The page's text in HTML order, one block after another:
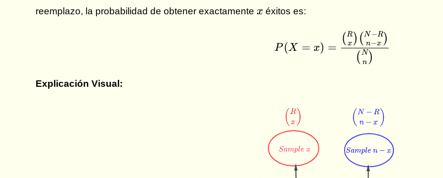
(M-1)
reemplazo, la probabilidad de obtener exactamente x
x éxitos es:
P(X = x) =
P (X = x) =
( n
N )
( x
R ) ( n−x
N−R)
Explicación Visual: